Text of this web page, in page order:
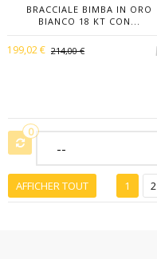
BRACCIALE BIMBA IN ORO
BIANCO 18 KT CON...
199,02 € 214,00 €
0
AFFICHER TOUT 1 2